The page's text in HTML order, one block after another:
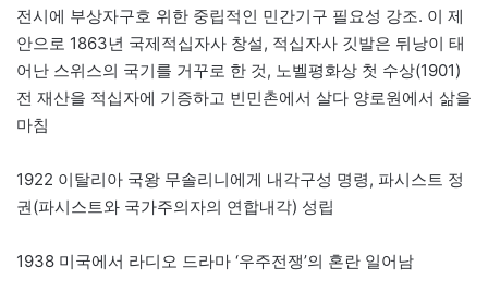
전시에 부상자구호 위한 중립적인 민간기구 필요성 강조. 이 제
안으로 1863년 국제적십자사 창설, 적십자사 깃발은 뒤낭이 태
어난 스위스의 국기를 거꾸로 한 것, 노벨평화상 첫 수상(1901)
전 재산을 적십자에 기증하고 빈민촌에서 살다 양로원에서 삶을
마침
1922 이탈리아 국왕 무솔리니에게 내각구성 명령, 파시스트 정
권(파시스트와 국가주의자의 연합내각) 성립
1938 미국에서 라디오 드라마 ‘우주전쟁’의 혼란 일어남